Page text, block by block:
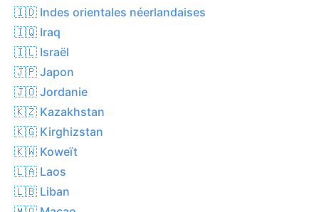
🇮🇩 Indes orientales néerlandaises
🇮🇶 Iraq
🇮🇱 Israël
🇯🇵 Japon
🇯🇴 Jordanie
🇰🇿 Kazakhstan
🇰🇬 Kirghizstan
🇰🇼 Koweït
🇱🇦 Laos
🇱🇧 Liban